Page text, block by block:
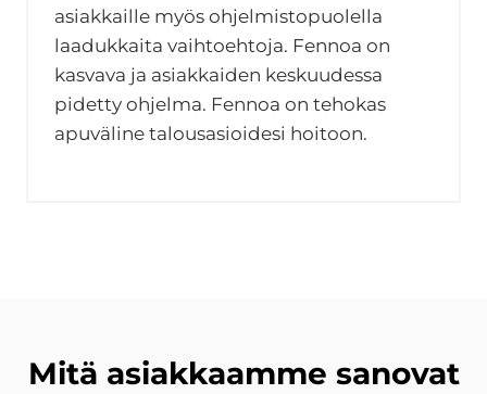
asiakkaille myös ohjelmistopuolella
laadukkaita vaihtoehtoja. Fennoa on
kasvava ja asiakkaiden keskuudessa
pidetty ohjelma. Fennoa on tehokas
apuväline talousasioidesi hoitoon.
Mitä asiakkaamme sanovat